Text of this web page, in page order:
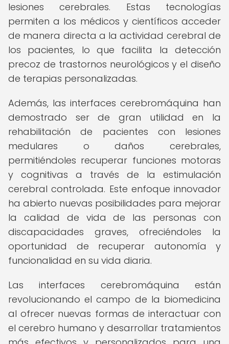
lesiones cerebrales. Estas tecnologías
permiten a los médicos y científicos acceder
de manera directa a la actividad cerebral de
los pacientes, lo que facilita la detección
precoz de trastornos neurológicos y el diseño
de terapias personalizadas.
Además, las interfaces cerebromáquina han
demostrado ser de gran utilidad en la
rehabilitación de pacientes con lesiones
medulares o daños cerebrales,
permitiéndoles recuperar funciones motoras
y cognitivas a través de la estimulación
cerebral controlada. Este enfoque innovador
ha abierto nuevas posibilidades para mejorar
la calidad de vida de las personas con
discapacidades graves, ofreciéndoles la
oportunidad de recuperar autonomía y
funcionalidad en su vida diaria.
Las interfaces cerebromáquina están
revolucionando el campo de la biomedicina
al ofrecer nuevas formas de interactuar con
el cerebro humano y desarrollar tratamientos